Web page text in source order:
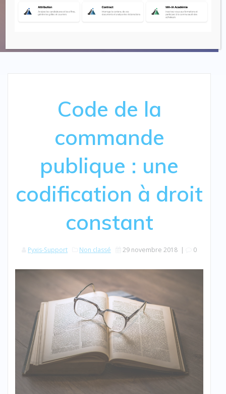
Code de la
commande
publique : une
codification à droit
constant
Pyxis-Support Non classé 29 novembre 2018 | 0